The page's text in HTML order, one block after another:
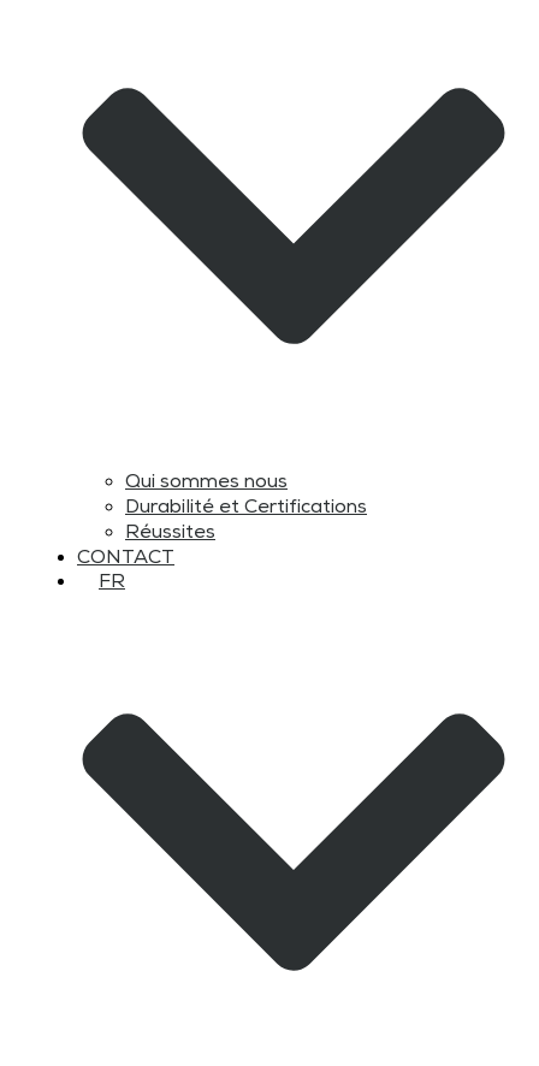
Qui sommes nous
Durabilité et Certifications
Réussites
CONTACT
FR